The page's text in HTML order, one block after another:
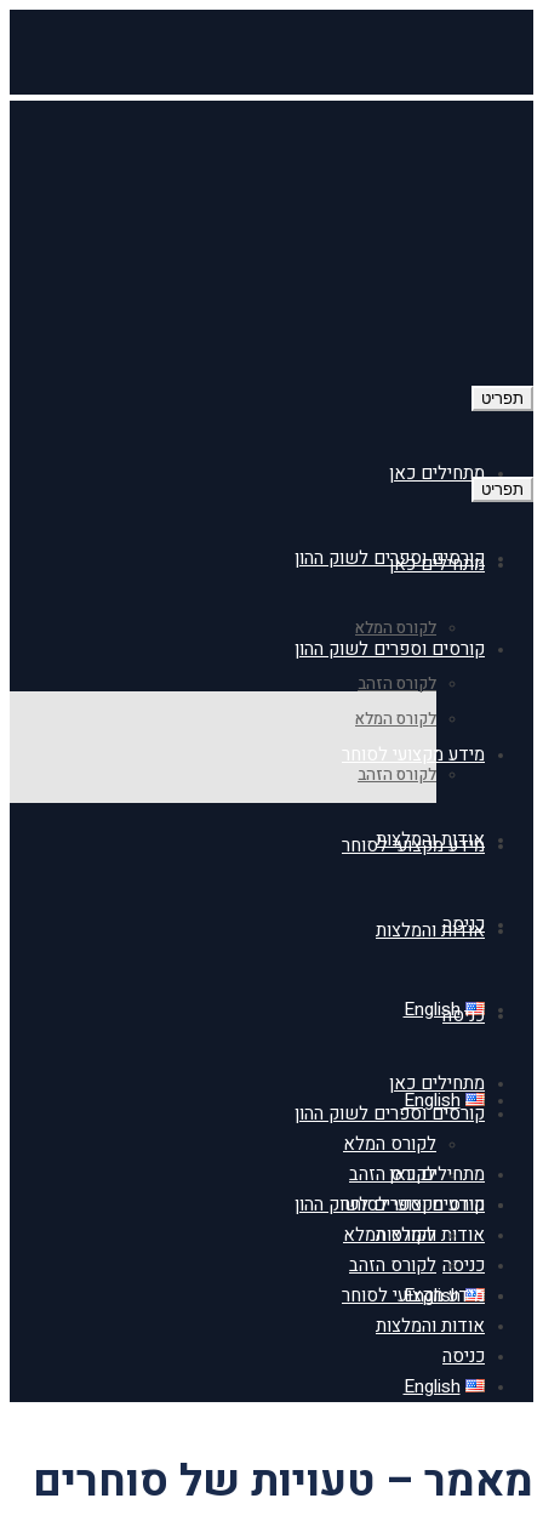
תפריט
מתחילים כאן
קורסים וספרים לשוק ההון
לקורס המלא
לקורס הזהב
מידע מקצועי לסוחר
אודות והמלצות
כניסה
English
מתחילים כאן
קורסים וספרים לשוק ההון
לקורס המלא
לקורס הזהב
מידע מקצועי לסוחר
אודות והמלצות
כניסה
English
תפריט
מתחילים כאן
קורסים וספרים לשוק ההון
לקורס המלא
לקורס הזהב
מידע מקצועי לסוחר
אודות והמלצות
כניסה
English
מתחילים כאן
קורסים וספרים לשוק ההון
לקורס המלא
לקורס הזהב
מידע מקצועי לסוחר
אודות והמלצות
כניסה
English
מאמר – טעויות של סוחרים